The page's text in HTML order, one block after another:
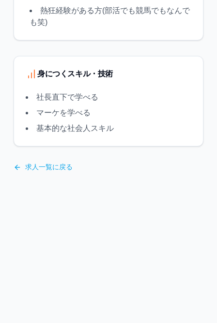
熱狂経験がある方(部活でも競馬でもなんで
も笑)
身につくスキル・技術
社長直下で学べる
マーケを学べる
基本的な社会人スキル
求人一覧に戻る